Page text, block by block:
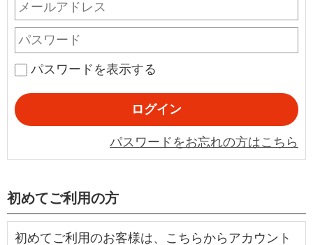
パスワードを表示する
パスワードをお忘れの方はこちら
初めてご利用の方
初めてご利用のお客様は、こちらからアカウント